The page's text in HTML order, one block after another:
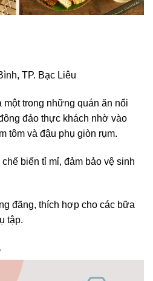
TP. Bạc Liêu
một trong những quán ăn nổi
đảo thực khách nhờ vào
tôm và đậu phụ giòn rụm.
biến tỉ mỉ, đảm bảo vệ sinh
đãng, thích hợp cho các bữa
tập.